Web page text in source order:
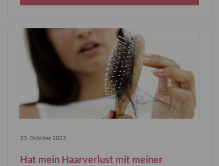
23. Oktober 2023
Hat mein Haarverlust mit meiner